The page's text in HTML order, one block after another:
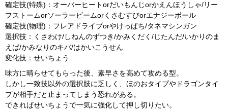
確定技(特殊)：オーバーヒートorだいもんじorかえんほうしゃ/リー
フストームorソーラービームorくさむすびorエナジーボール
確定技(物理)：フレアドライブorやけっぱち/タネマシンガン
選択技：くさわけ/しねんのずつき/かみくだく/じたんだ/いかりのま
えば/かみなりのキバ/はかいこうせん
変化技：せいちょう
味方に晴らせてもらった後、素早さを高めて攻める型。
しかし一致技以外の選択肢に乏しく、ほのおタイプやドラゴンタイ
プが相手だと止まってしまう恐れがある。
できればせいちょうで一気に強化して押し切りたい。